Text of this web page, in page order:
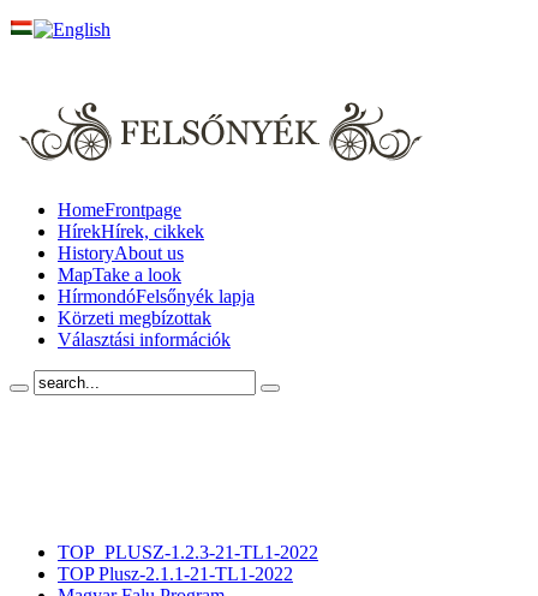
HomeFrontpage
HírekHírek, cikkek
HistoryAbout us
MapTake a look
HírmondóFelsőnyék lapja
Körzeti megbízottak
Választási információk
TOP_PLUSZ-1.2.3-21-TL1-2022
TOP Plusz-2.1.1-21-TL1-2022